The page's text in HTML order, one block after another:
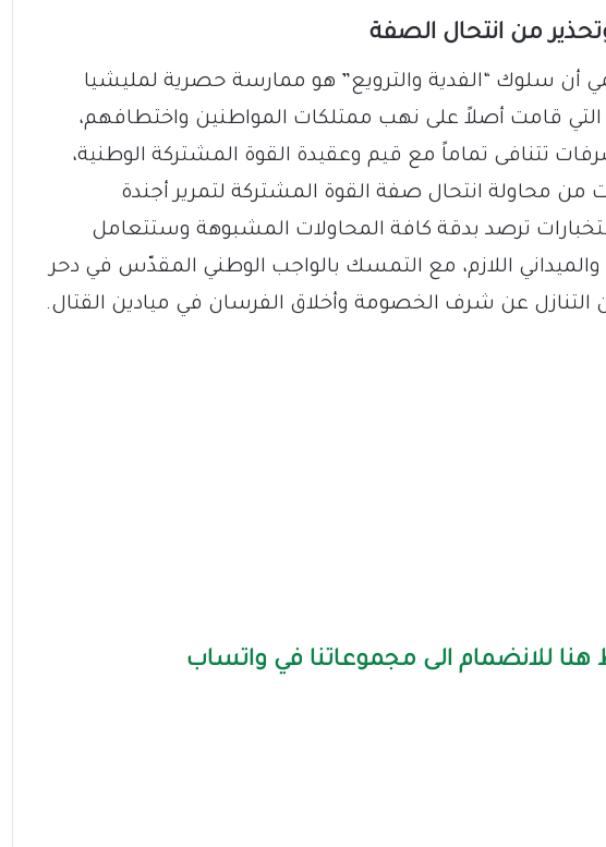
وتحذير من انتحال الصفة
أن سلوك “الفدية والترويع” هو ممارسة حصرية لمليشيا
التي قامت أصلاً على نهب ممتلكات المواطنين واختطافهم،
تتنافى تماماً مع قيم وعقيدة القوة المشتركة الوطنية،
من محاولة انتحال صفة القوة المشتركة لتمرير أجندة
ترصد بدقة كافة المحاولات المشبوهة وستتعامل
اللازم، مع التمسك بالواجب الوطني المقدّس في دحر
التنازل عن شرف الخصومة وأخلاق الفرسان في ميادين القتال.
للانضمام الى مجموعاتنا في واتساب